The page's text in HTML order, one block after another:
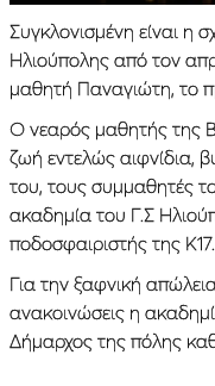
Συγκλονισμένη είναι η
Ηλιούπολης από τον
μαθητή Παναγιώτη, το
Ο νεαρός μαθητής της
ζωή εντελώς αιφνίδια,
του, τους συμμαθητές
ακαδημία του Γ.Σ
ποδοσφαιριστής της Κ17.
Για την ξαφνική
ανακοινώσεις η
Δήμαρχος της πόλης